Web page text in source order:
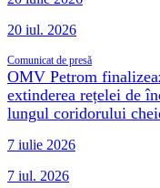
20 iul. 2026
Comunicat de presă
OMV Petrom
extinderea rețelei de
lungul coridorului
7 iulie 2026
7 iul. 2026